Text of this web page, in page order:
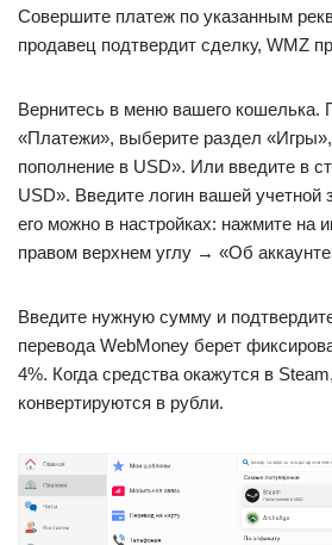
Совершите платеж по указанным
продавец подтвердит сделку, WMZ
Вернитесь в меню вашего кошелька.
«Платежи», выберите раздел
пополнение в USD». Или введите в
USD». Введите логин вашей учетной
его можно в настройках: нажмите на
правом верхнем углу → «Об
Введите нужную сумму и
перевода WebMoney берет
4%. Когда средства окажутся в
конвертируются в рубли.